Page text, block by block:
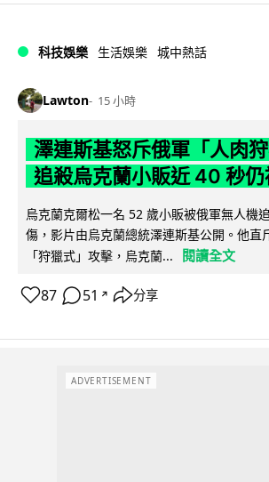
科技娛樂 生活娛樂 城中熱話
Lawton 15 小時
澤連斯基怒斥俄軍「人肉
追殺烏克蘭小販近 40 秒
烏克蘭克爾松一名 52 歲小販被俄軍無人機
傷，影片由烏克蘭總統澤連斯基公開。他直
「狩獵式」攻擊，烏克蘭...
閱讀全文
87 51 ↗ 分享
ADVERTISEMENT